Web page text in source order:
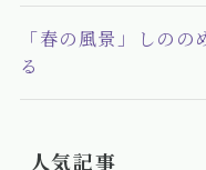
「春の風景」しの
る
人気記事